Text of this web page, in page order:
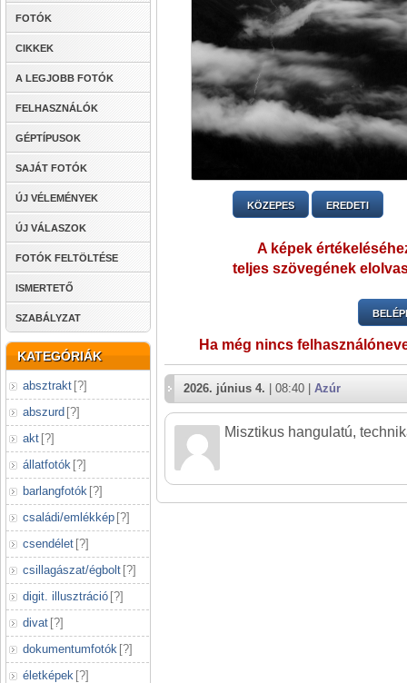
FOTÓK
CIKKEK
A LEGJOBB FOTÓK
FELHASZNÁLÓK
GÉPTÍPUSOK
SAJÁT FOTÓK
ÚJ VÉLEMÉNYEK
ÚJ VÁLASZOK
FOTÓK FELTÖLTÉSE
ISMERTETŐ
SZABÁLYZAT
KATEGÓRIÁK
absztrakt [?]
abszurd [?]
akt [?]
állatfotók [?]
barlangfotók [?]
családi/emlékkép [?]
csendélet [?]
csillagászat/égbolt [?]
digit. illusztráció [?]
divat [?]
dokumentumfotók [?]
életképek [?]
KÖZEPES EREDETI
A képek
teljes szövegének
Ha még nincs
2026. június 4. | 08:40 | Azúr
Misztikus hangulatú,